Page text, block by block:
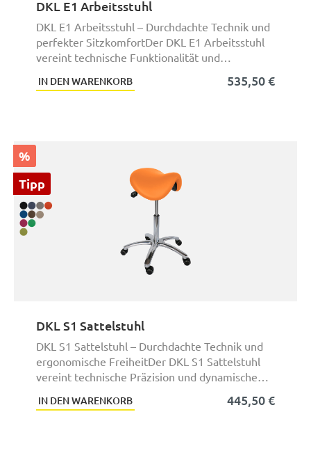
DKL E1 Arbeitsstuhl
DKL E1 Arbeitsstuhl – Durchdachte Technik und
perfekter SitzkomfortDer DKL E1 Arbeitsstuhl
vereint technische Funktionalität und
535,50 €
IN DEN WARENKORB
%
Tipp
DKL S1 Sattelstuhl
DKL S1 Sattelstuhl – Durchdachte Technik und
ergonomische FreiheitDer DKL S1 Sattelstuhl
vereint technische Präzision und dynamische
445,50 €
IN DEN WARENKORB